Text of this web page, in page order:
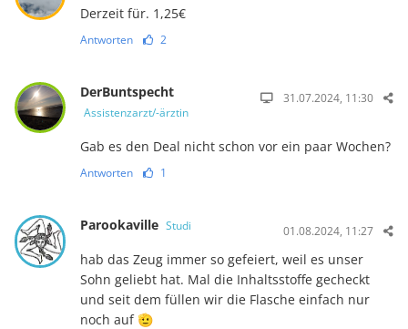
Derzeit für. 1,25€
Antworten 2
DerBuntspecht
Assistenzarzt/-ärztin
31.07.2024, 11:30
Gab es den Deal nicht schon vor ein paar Wochen?
Antworten 1
Parookaville Studi 01.08.2024, 11:27
hab das Zeug immer so gefeiert, weil es unser
Sohn geliebt hat. Mal die Inhaltsstoffe gecheckt
und seit dem füllen wir die Flasche einfach nur
noch auf 🫡